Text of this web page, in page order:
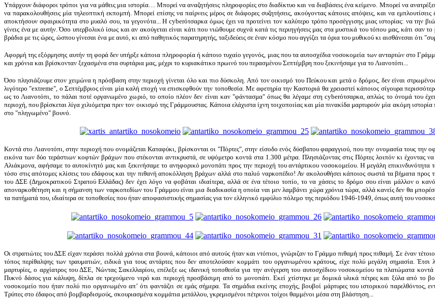
Υπάρχουν διάφοροι τρόποι για να μάθεις μια ιστορία… Μπορεί να αναζητήσεις πληροφορίες στο διαδίκτυο και να διαβάσεις ένα κείμενο. Μπορεί να
να παρακολουθήσεις μία τηλεοπτική εκπομπή. Μπορεί επίσης να παίρνεις μέρος σε διάφορες συζητήσεις, ακούγοντας κάποιες απόψεις, και να εμπλουτίσεις
αποκτήσουν σφαιρικότητα στο μυαλό σου, τα γεγονότα... Η cyberότσαρκα όμως έχει να προτείνει τον καλύτερο τρόπο προσέγγισης μιας ιστορίας: να την
γίνεις ένα με αυτήν. Όσο υπερβολικό ίσως και αν ακούγεται είναι κάτι που νιώθουμε συχνά κατά τις περιηγήσεις μας στα μυστικά του τόπου μας, κάτι σαν το
βράδια με τις ώρες, ώσπου γίνεσαι ένα με αυτό, κι από παθητικός παρατηρητής, ταξιδεύεις σε έναν κόσμο που αγγίζει τα όρια του μυθικού κι αισθάνεσαι ότι
Αφορμή της εξόρμησης αυτήν τη φορά δεν υπήρξε κάποια πληροφορία ή κάποιο τυχαίο γεγονός, μιας που τα αυτοσχέδια νοσοκομεία των ανταρτών στο
και χρόνια και βρίσκονταν ξεχασμένα στα συρτάρια μας, μέχρι το κυριακάτικο πρωινό του περασμένου Σεπτέμβρη που ξεκινήσαμε για το Λιανοτόπι...
Όσο πλησιάζουμε στον χειμώνα η πρόσβαση στην περιοχή γίνεται όλο και πιο δύσκολη. Από τον οικισμό του Πεύκου και μετά ο δρόμος, δεν είναι
λιγότερο "extreme", ο Σεπτέμβριος είναι μία καλή εποχή να επισκεφθούν την τοποθεσία. Με αφετηρία την Καστοριά θα χρειαστεί κάποιος σίγουρα
ως το Λιανοτόπι, το πάλαι ποτέ οργανωμένο χωριό, το οποίο πλέον δεν είναι καν "φάντασμα" όπως θα λέγαμε στη cyberότσαρκα, απλώς το όνομά του έχει
περιοχή, που βρίσκεται λίγα χιλιόμετρα πριν τον οικισμό της Γράμμουστας. Κάποια ελάχιστα ίχνη τοιχοποιίας και μία πινακίδα μαρτυρούν μία ακόμη
στο "πληγωμένο" βουνό.
Κοντά στο Λιανοτόπι, στην περιοχή που ονομάζεται Καταφύκι, βρίσκονται οι "Πόρτες", στην είσοδο ενός δύσβατου φαραγγιού, που την ονομασία τους την
εικόνα των δύο τεράστιων κοφτών βράχων που στέκονται αντικρυστά, σε υψόμετρο κοντά στα 1.300 μέτρα. Πλησιάζοντας στις Πόρτες λοιπόν κι έχοντας
Αλιάκμονα, αφήσαμε το αυτοκίνητό μας και ξεκινήσαμε το ανηφορικό μονοπάτι προς την περιοχή του αντάρτικου νοσοκομείου. Η μεγάλη επικινδυνότητα
τόσο στις απότομες κλίσεις του εδάφους και την πιθανή αποκόλληση βράχων αλλά στο παλιό ναρκοπέδιο! Αν ακολουθήσει κάποιος σωστά τα βήματα προς
του ΔΣΕ (Δημοκρατικού Στρατού Ελλάδας) δεν έχει λόγο να φοβάται ιδιαίτερα, αλλά σε ένα τέτοιο τοπίο, το να χάσεις το δρόμο σου είναι μάλλον ο
αποναρκοθέτηση και η σήμανση των ναρκοπεδίων του Γράμμου είναι μια διαδικασία η οποία ναι μεν λαμβάνει χώρα χρόνια τώρα, αλλά κανείς δεν θα
τα πατήματά του, ιδιαίτερα σε τοποθεσίες που ήταν αποφασιστικής σημασίας για τον ελληνικό εμφύλιο πόλεμο της περιόδου 1946-1949, όπως αυτή του
Οι στρατιώτες του ΔΣΕ είχαν περάσει πολλά χρόνια στα βουνά, κάποιοι από αυτούς ήταν και ντόπιοι, γνώριζαν το Γράμμο πιθαμή προς πιθαμή. Σε έναν
τόπος περίθαλψης των τραυματιών, ειδικά για τους αντάρτες που δεν αποτελούσαν κομμάτι του οργανωμένου κράτους, είχε πολύ μεγάλη σημασία.
μαρτυρίες, ο αρχίατρος του ΔΣΕ, Νώντας Σακελλαρίου, επέλεξε ως ιδανική τοποθεσία για την ανέγερση του αυτοσχέδιου νοσοκομείου τα πλατώματα
Πυκνό δάσος για κάλυψη, δίπλα σε τρεχούμενο νερό και περιοχή προσβάσιμη από το μονοπάτι. Εκεί χτίστηκε με δομικά υλικά πέτρες και ξύλα από το
νοσοκομείο που ήταν πολύ πιο οργανωμένο απ’ ότι φαντάζει σε εμάς σήμερα. Τα σημάδια εκείνης εποχής, βουβοί μάρτυρες του ιστορικού παρελθόντος,
Τρύπες στο έδαφος από βομβαρδισμούς, σκουριασμένα κομμάτια μετάλλου, γκρεμισμένοι πέτρινοι τοίχοι θαμμένοι μέσα στη βλάστηση...